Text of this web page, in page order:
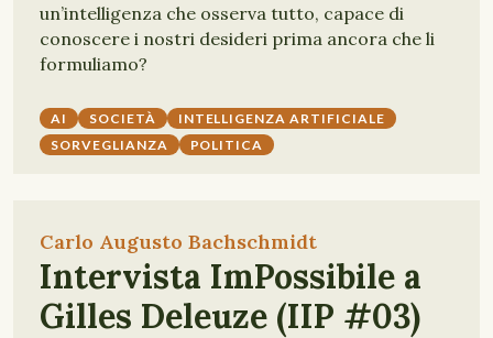
un’intelligenza che osserva tutto, capace di
conoscere i nostri desideri prima ancora che li
formuliamo?
AI SOCIETÀ
INTELLIGENZA ARTIFICIALE
SORVEGLIANZA
POLITICA
Carlo Augusto Bachschmidt
Intervista ImPossibile a
Gilles Deleuze (IIP #03)